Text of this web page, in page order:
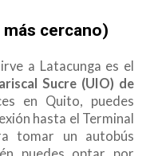
cercano)
a Latacunga es el
Sucre (UIO) de
en Quito, puedes
hasta el Terminal
tomar un autobús